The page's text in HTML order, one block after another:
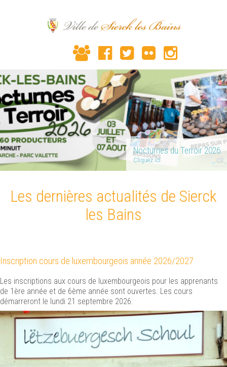
Nocturnes du Terroir 2026
Cliquez ici
Cliquez ici pour plus d'informations
Renaissance du
Château des Ducs de Lorraine
Cliquez ici
Les dernières actualités de Sierck
les Bains
Inscription cours de luxembourgeois année 2026/2027
Les inscriptions aux cours de luxembourgeois pour les apprenants
de 1ère année et de 6ème année sont ouvertes. Les cours
démarreront le lundi 21 septembre 2026.